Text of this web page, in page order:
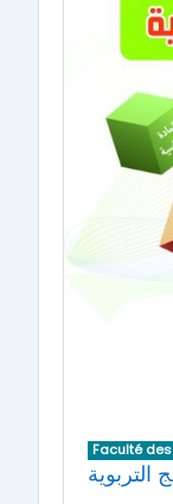
Faculté
التربوية